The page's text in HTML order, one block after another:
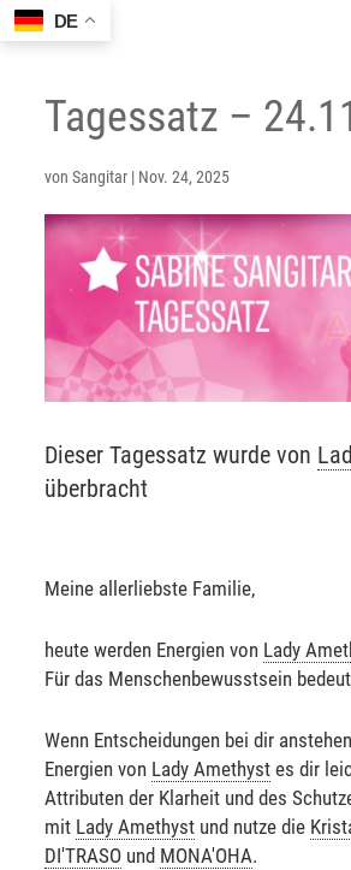
Tagessatz –
vonSangitar | Nov. 24, 2025
Dieser Tagessatz wurde von
überbracht
Meine allerliebste Familie,
heute werden Energien von Lady
Für das Menschenbewusstsein
Wenn Entscheidungen bei dir
Energien von Lady Amethyst es dir
Attributen der Klarheit und des
mit Lady Amethyst und nutze die
DI'TRASO und MONA'OHA.
DE